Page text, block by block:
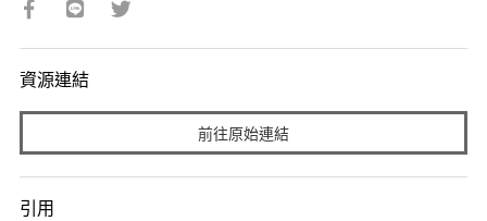
資源連結
前往原始連結
引用